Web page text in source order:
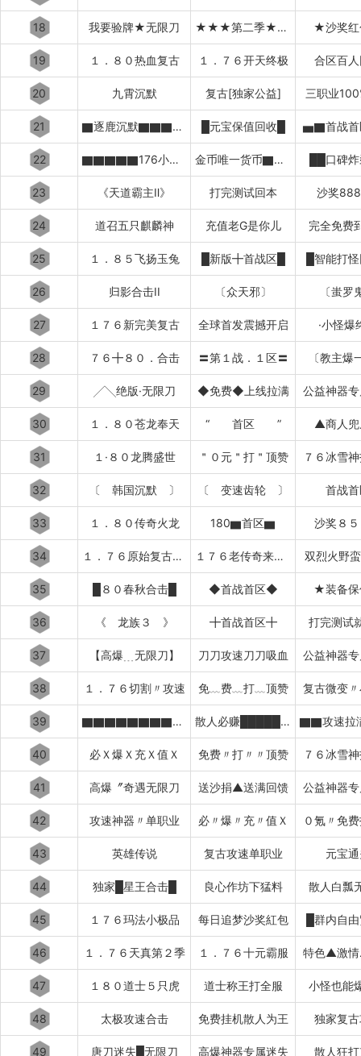
18 我要验牌★无限刀 ★★★第二季★★★ ★沙奖
19 １．８０热血复古 １．７６开天终极 合区百
20 九霄沉默 复古[独家公益] 三职业
21 ▇逐鹿沉默▇▇▇▇▇▇▇▇▇▇ █元宝保值回收█ ▅▇首战
22 ▇▇▇▇▇176小极品+6 金币唯一货币▇▇▇▇▇▇ ██口碑
23 《天道霸主Ⅱ》 打完测试回本 沙奖
24 道召五只麒麟神 充值老G是你儿 完全免费
25 １．８５飞扬玉兔 █新版╋首战区█ █智能打
26 归影合击II 〔众天邪〕 〔蚩罗
27 １７６新完美复古 全球首发震撼开启 ·小怪爆
28 ７６╋８０．合击 〓第１战．１区〓 〔教主爆
29 ╱╲绝版·无限刀 ◆免费◆上线拉满 公益神器
30 １．８０苍龙奉天 “ 首区 ” ▲商人
31 １·８０龙腾盛世 ＂０元＂打＂顶赞 ７６冰雪
32 〔 韩国沉默 〕 〔 变速齿轮 〕 首战
33 １．８０传奇火龙 180▆首区▆ 沙奖８
34 １．７６原始复古███████ １７６老传奇来了████████ 双烈火野
35 █８０春秋合击█ ◆首战首区◆ ★装备
36 《 龙族３ 》 ╋首战首区╋ 打完测试
37 【高爆﹍无限刀】 刀刀攻速刀刀吸血 公益神器
38 １．７６切割〃攻速 免﹏费﹏打﹏顶赞 复古微变
39 ▇▇▇▇▇▇▇▇▇▇太初之始 散人必赚█████████
40 必Ｘ爆Ｘ充Ｘ值Ｘ 免费〃打〃〃顶赞 ７６冰雪
41 高爆〞奇遇无限刀 送沙捐▲送满回馈 公益神器
42 攻速神器〃单职业 必〃爆〃充〃值Ｘ ０氪〃免
43 英雄传说 复古攻速单职业 元宝
44 独家█星王合击█ 良心作坊下猛料 散人白瓢
45 １７６玛法小极品 每日追梦沙奖紅包 █群内自
46 １．７６天真第２季 １．７６十元霸服 特色▲激
47 １８０道士５只虎 道士称王打全服 小怪也能
48 太极攻速合击 免费挂机散人为王 独家复
49 唐刀迷失█无限刀 高爆神器专属迷失 散人狂